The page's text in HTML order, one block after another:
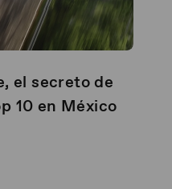
el secreto de
10 en México